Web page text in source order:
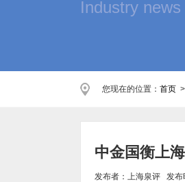
Industry news
您现在的位置： 首页
中金国衡上
发布者：上海泉评 发